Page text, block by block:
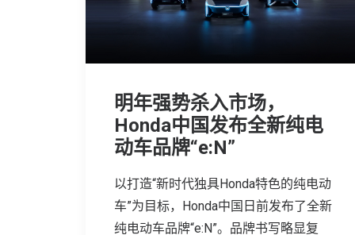
明年强势杀入市场，
Honda中国发布全新纯电
动车品牌“e:N”
以打造“新时代独具Honda特色的纯电动
车”为目标，Honda中国日前发布了全新
纯电动车品牌“e:N”。品牌书写略显复